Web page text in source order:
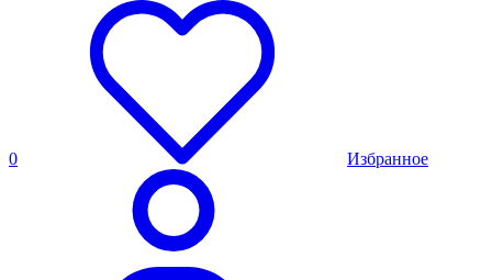
0 Избранное